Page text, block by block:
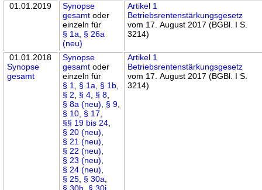
01.01.2019
Synopse
gesamt oder
einzeln für
§ 1a
§ 26a
(neu)
Artikel 1
Betriebsrentenstärkungsgesetz
vom 17. August 2017 (BGBl. I S.
3214)
01.01.2018
Synopse
gesamt
Synopse
gesamt oder
einzeln für
§ 1
§ 1a § 1b
§ 2
§ 4 § 8
§ 8a (neu)
§ 9
§ 10 § 17
§§ 19 bis 24
§ 20 (neu)
§ 21 (neu)
§ 22 (neu)
§ 23 (neu)
§ 24 (neu)
§ 25 § 30a
§ 30h
§ 30j
Artikel 1
Betriebsrentenstärkungsgesetz
vom 17. August 2017 (BGBl. I S.
3214)